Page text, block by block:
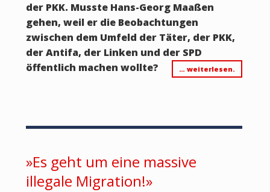
der PKK. Musste Hans-Georg Maaßen
gehen, weil er die Beobachtungen
zwischen dem Umfeld der Täter, der PKK,
der Antifa, der Linken und der SPD
öffentlich machen wollte?
… weiterlesen.
»Es geht um eine massive
illegale Migration!»